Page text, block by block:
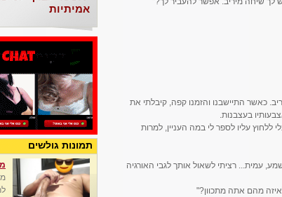
כאשר התיישבנו והזמנו קפה, קיבלתי את
בעצבנות.
ללחוץ עליו לספר לי במה העניין, למרות
עמית... רציתי לשאול אותך לגבי האורגיה
מהם אתה מתכוון?"
אמיתיות
תמונות גולשים